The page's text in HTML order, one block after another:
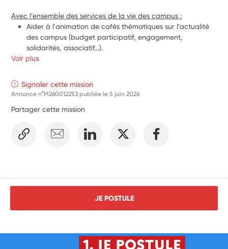
Avec l’ensemble des services de la vie des campus :
Aider à l'animation de cafés thématiques sur l’actualité
des campus (budget participatif, engagement,
solidarités, associatif…).
Voir plus
Signaler cette mission
Annonce n°M260012253 publiée le5 juin 2026
Partager cette mission
JE POSTULE